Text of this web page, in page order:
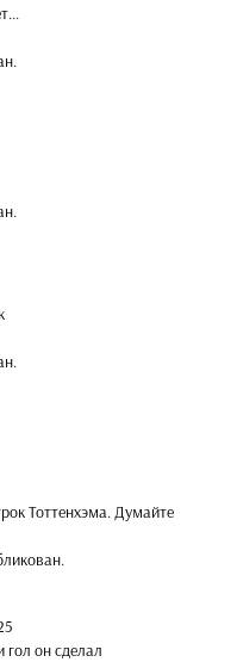
Тоттенхэма. Думайте
гол он сделал